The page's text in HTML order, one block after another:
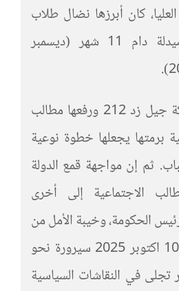
كان أبرزها نضال طلاب
كليات الطب والصيدلة دام 11 شهر (ديسمبر
الطابع الجامع لحركة جيل زد 212 ورفعها مطالب
برمتها يجعلها خطوة نوعية
ثم إن مواجهة قمع الدولة
الاجتماعية إلى أخرى
الحكومة، وخيبة الأمل من
خطاب الملك ليوم 10 اكتوبر 2025 سيرورة نحو
في النقاشات السياسية